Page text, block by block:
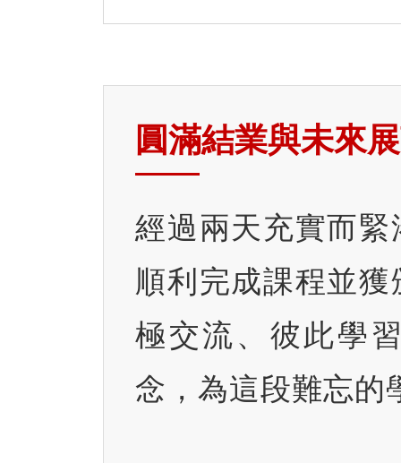
圓滿結業與未來
經過兩天充實而
順利完成課程並
極交流、彼此學
念，為這段難忘的